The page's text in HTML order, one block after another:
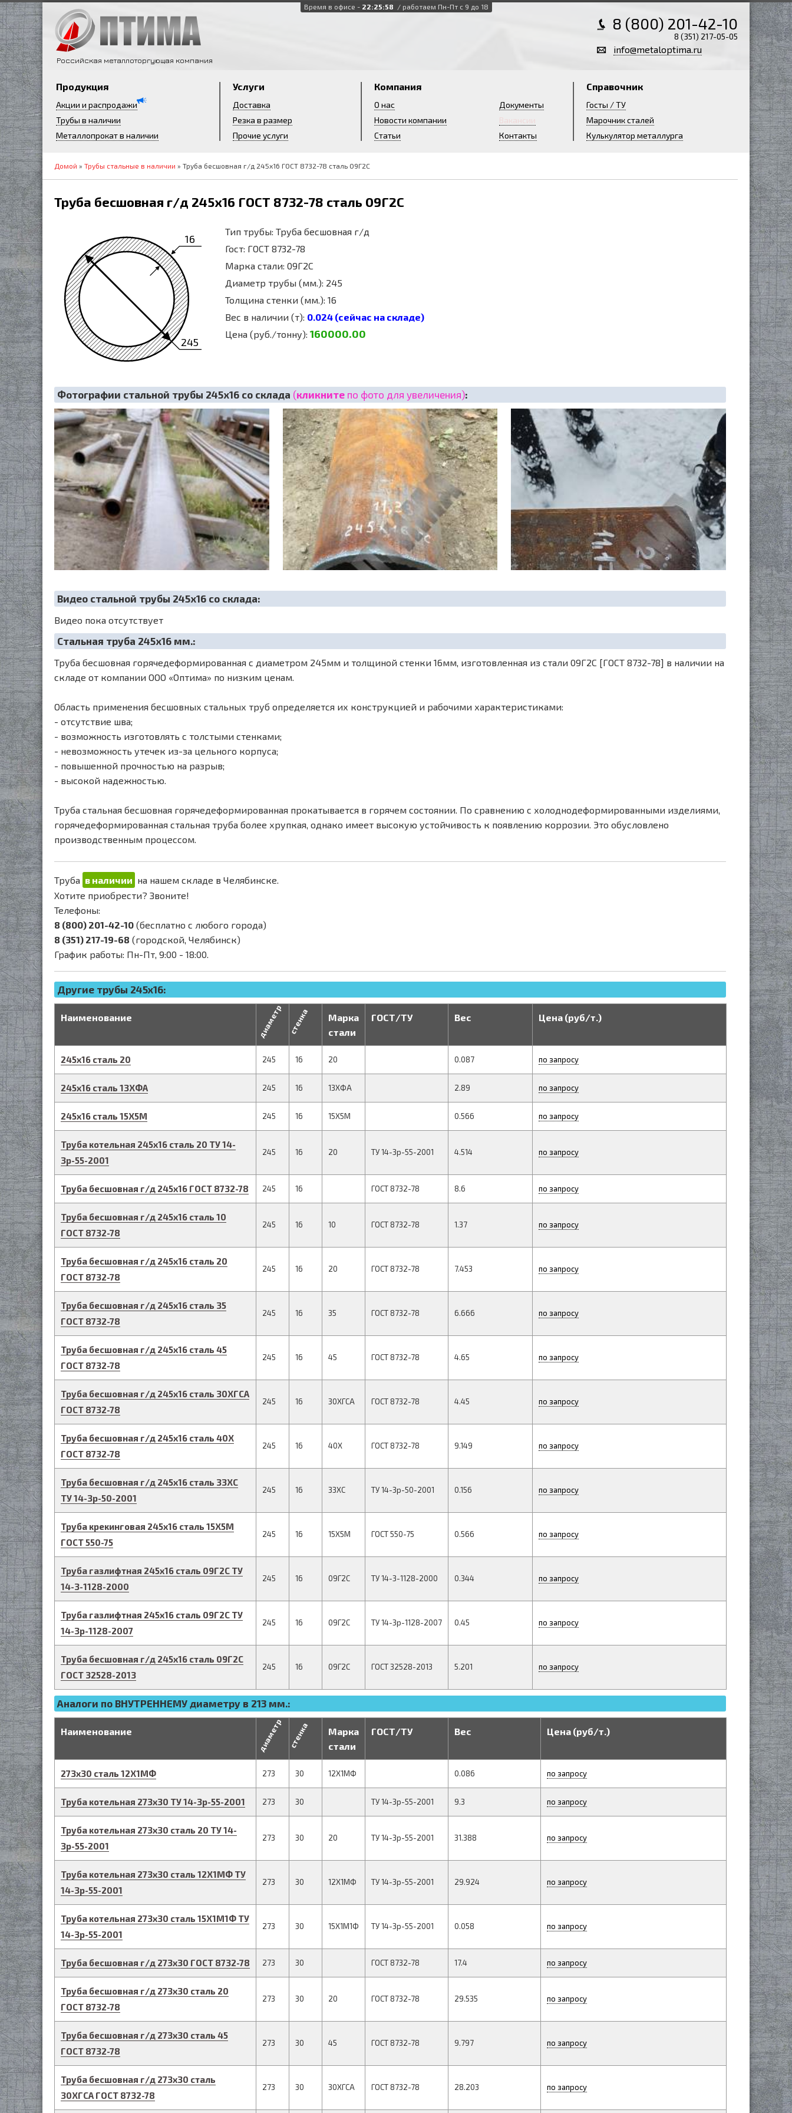
Время в офисе - 22:26:00 / работаем Пн-Пт с 9 до 18
Российская металлоторгующая компания
8 (800) 201-42-10
8 (351) 217-05-05
info@metaloptima.ru
Продукция
Акции и распродажи
Трубы в наличии
Металлопрокат в наличии
Услуги
Доставка
Резка в размер
Прочие услуги
Компания
О нас
Новости компании
Статьи
Документы
Контакты
Справочник
Госты / ТУ
Марочник сталей
Кулькулятор металлурга
Домой » Трубы стальные в наличии » Труба бесшовная г/д 245х16 ГОСТ 8732-78 сталь 09Г2С
Труба бесшовная г/д 245х16 ГОСТ 8732-78 сталь 09Г2С
245
16
Тип трубы: Труба бесшовная г/д
Гост: ГОСТ 8732-78
Марка стали: 09Г2С
Диаметр трубы (мм.): 245
Толщина стенки (мм.): 16
Вес в наличии (т): 0.024 (сейчас на складе)
Цена (руб./тонну): 160000.00
Фотографии стальной трубы 245х16 со склада (кликните по фото для увеличения):
Видео стальной трубы 245х16 со склада:
Видео пока отсутствует
Cтальная труба 245х16 мм.:
Труба бесшовная горячедеформированная с диаметром 245мм и толщиной стенки 16мм, изготовленная из стали 09Г2С [ГОСТ 8732-78] в наличии на
складе от компании ООО «Оптима» по низким ценам.
Область применения бесшовных стальных труб определяется их конструкцией и рабочими характеристиками:
- отсутствие шва;
- возможность изготовлять с толстыми стенками;
- невозможность утечек из-за цельного корпуса;
- повышенной прочностью на разрыв;
- высокой надежностью.
Труба стальная бесшовная горячедеформированная прокатывается в горячем состоянии. По сравнению с холоднодеформированными изделиями,
горячедеформированная стальная труба более хрупкая, однако имеет высокую устойчивость к появлению коррозии. Это обусловлено
производственным процессом.
Труба в наличии на нашем складе в Челябинске.
Хотите приобрести? Звоните!
Телефоны:
8 (800) 201-42-10 (бесплатно с любого города)
8 (351) 217-19-68 (городской, Челябинск)
График работы: Пн-Пт, 9:00 - 18:00.
Другие трубы 245x16:
Наименование диаметр стенка
Марка
стали
ГОСТ/ТУ Вес Цена (руб/т.)
245х16 сталь 20 245 16 20 0.087 по запросу
245х16 сталь 13ХФА 245 16 13ХФА 2.89 по запросу
245х16 сталь 15Х5М 245 16 15Х5М 0.566 по запросу
Труба котельная 245х16 сталь 20 ТУ 14-
3р-55-2001
245 16 20 ТУ 14-3р-55-2001 4.514 по запросу
Труба бесшовная г/д 245х16 ГОСТ 8732-78 245 16 ГОСТ 8732-78 8.6 по запросу
Труба бесшовная г/д 245х16 сталь 10
ГОСТ 8732-78
245 16 10 ГОСТ 8732-78 1.37 по запросу
Труба бесшовная г/д 245х16 сталь 20
ГОСТ 8732-78
245 16 20 ГОСТ 8732-78 7.453 по запросу
Труба бесшовная г/д 245х16 сталь 35
ГОСТ 8732-78
245 16 35 ГОСТ 8732-78 6.666 по запросу
Труба бесшовная г/д 245х16 сталь 45
ГОСТ 8732-78
245 16 45 ГОСТ 8732-78 4.65 по запросу
Труба бесшовная г/д 245х16 сталь 30ХГСА
ГОСТ 8732-78
245 16 30ХГСА ГОСТ 8732-78 4.45 по запросу
Труба бесшовная г/д 245х16 сталь 40Х
ГОСТ 8732-78
245 16 40Х ГОСТ 8732-78 9.149 по запросу
Труба бесшовная г/д 245х16 сталь 33ХС
ТУ 14-3р-50-2001
245 16 33ХС ТУ 14-3р-50-2001 0.156 по запросу
Труба крекинговая 245х16 сталь 15Х5М
ГОСТ 550-75
245 16 15Х5М ГОСТ 550-75 0.566 по запросу
Труба газлифтная 245х16 сталь 09Г2С ТУ
14-3-1128-2000
245 16 09Г2С ТУ 14-3-1128-2000 0.344 по запросу
Труба газлифтная 245х16 сталь 09Г2С ТУ
14-3р-1128-2007
245 16 09Г2С ТУ 14-3р-1128-2007 0.45 по запросу
Труба бесшовная г/д 245х16 сталь 09Г2С
ГОСТ 32528-2013
245 16 09Г2С ГОСТ 32528-2013 5.201 по запросу
Аналоги по ВНУТРЕННЕМУ диаметру в 213 мм.:
Наименование диаметр стенка
Марка
стали
ГОСТ/ТУ Вес Цена (руб/т.)
273х30 сталь 12Х1МФ 273 30 12Х1МФ 0.086 по запросу
Труба котельная 273х30 ТУ 14-3р-55-2001 273 30 ТУ 14-3р-55-2001 9.3 по запросу
Труба котельная 273х30 сталь 20 ТУ 14-
3р-55-2001
273 30 20 ТУ 14-3р-55-2001 31.388 по запросу
Труба котельная 273х30 сталь 12Х1МФ ТУ
14-3р-55-2001
273 30 12Х1МФ ТУ 14-3р-55-2001 29.924 по запросу
Труба котельная 273х30 сталь 15Х1М1Ф ТУ
14-3р-55-2001
273 30 15Х1М1Ф ТУ 14-3р-55-2001 0.058 по запросу
Труба бесшовная г/д 273х30 ГОСТ 8732-78 273 30 ГОСТ 8732-78 17.4 по запросу
Труба бесшовная г/д 273х30 сталь 20
ГОСТ 8732-78
273 30 20 ГОСТ 8732-78 29.535 по запросу
Труба бесшовная г/д 273х30 сталь 45
ГОСТ 8732-78
273 30 45 ГОСТ 8732-78 9.797 по запросу
Труба бесшовная г/д 273х30 сталь
30ХГСА ГОСТ 8732-78
273 30 30ХГСА ГОСТ 8732-78 28.203 по запросу